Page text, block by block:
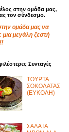
στην ομάδα μας,
τον σύνδεσμο.
ομάδα μας να
μια μεγάλη ζεστή
Συνταγές
ΤΟΥΡΤΑ
ΣΟΚΟΛΑΤΑΣ
(ΕΥΚΟΛΗ)
ΣΑΛΑΤΑ